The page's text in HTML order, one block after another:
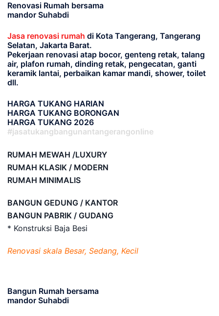
Renovasi Rumah bersama
mandor Suhabdi
Jasa renovasi rumah di Kota Tangerang, Tangerang
Selatan, Jakarta Barat.
Pekerjaan renovasi atap bocor, genteng retak, talang
air, plafon rumah, dinding retak, pengecatan, ganti
keramik lantai, perbaikan kamar mandi, shower, toilet
dll.
HARGA TUKANG HARIAN
HARGA TUKANG BORONGAN
HARGA TUKANG 2026
#jasatukangbangunantangerangonline
RUMAH MEWAH /LUXURY
RUMAH KLASIK / MODERN
RUMAH MINIMALIS
BANGUN GEDUNG / KANTOR
BANGUN PABRIK / GUDANG
* Konstruksi Baja Besi
Renovasi skala Besar, Sedang, Kecil
Bangun Rumah bersama
mandor Suhabdi